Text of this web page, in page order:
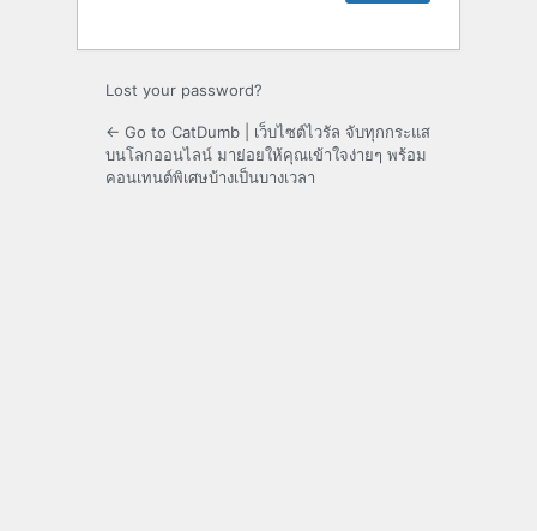
Lost your password?
← Go to CatDumb | เว็บไซต์ไวรัล จับทุกกระแส
บนโลกออนไลน์ มาย่อยให้คุณเข้าใจง่ายๆ พร้อม
คอนเทนต์พิเศษบ้างเป็นบางเวลา